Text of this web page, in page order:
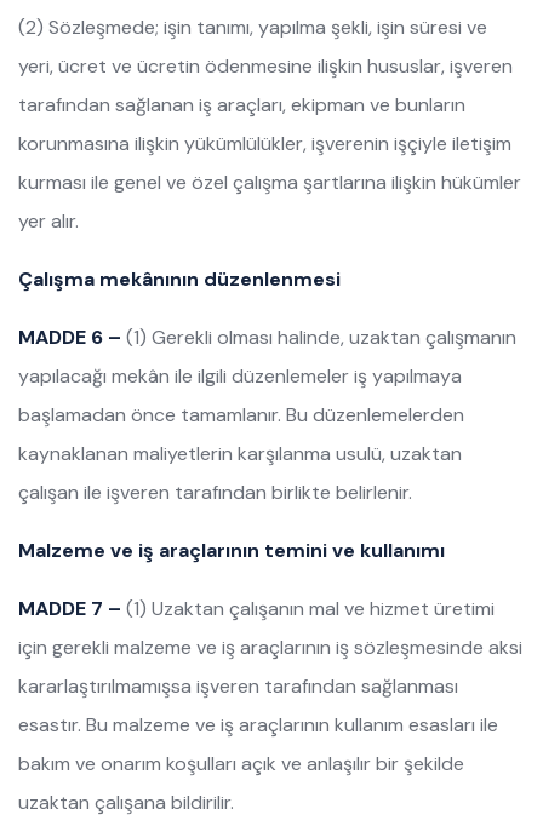
(2) Sözleşmede; işin tanımı, yapılma şekli, işin süresi ve
yeri, ücret ve ücretin ödenmesine ilişkin hususlar, işveren
tarafından sağlanan iş araçları, ekipman ve bunların
korunmasına ilişkin yükümlülükler, işverenin işçiyle iletişim
kurması ile genel ve özel çalışma şartlarına ilişkin hükümler
yer alır.
Çalışma mekânının düzenlenmesi
MADDE 6 – (1) Gerekli olması halinde, uzaktan çalışmanın
yapılacağı mekân ile ilgili düzenlemeler iş yapılmaya
başlamadan önce tamamlanır. Bu düzenlemelerden
kaynaklanan maliyetlerin karşılanma usulü, uzaktan
çalışan ile işveren tarafından birlikte belirlenir.
Malzeme ve iş araçlarının temini ve kullanımı
MADDE 7 – (1) Uzaktan çalışanın mal ve hizmet üretimi
için gerekli malzeme ve iş araçlarının iş sözleşmesinde aksi
kararlaştırılmamışsa işveren tarafından sağlanması
esastır. Bu malzeme ve iş araçlarının kullanım esasları ile
bakım ve onarım koşulları açık ve anlaşılır bir şekilde
uzaktan çalışana bildirilir.